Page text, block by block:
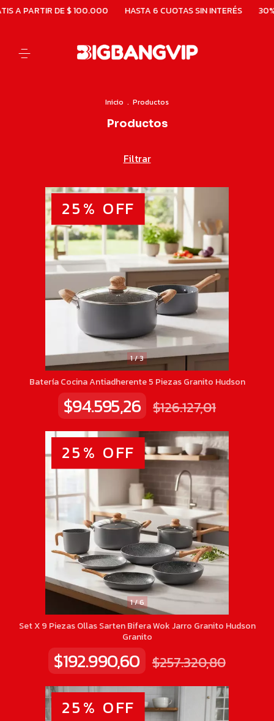
CUOTAS SIN INTERÉS 30% OFF CON BBVA ENVÍO GRATIS A
Inicio . Productos
Productos
Filtrar
1/3
25% OFF
Batería Cocina Antiadherente 5 Piezas Granito Hudson
$94.595,26 $126.127,01
1/6
25% OFF
Set X 9 Piezas Ollas Sarten Bifera Wok Jarro Granito Hudson
Granito
$192.990,60 $257.320,80
25% OFF